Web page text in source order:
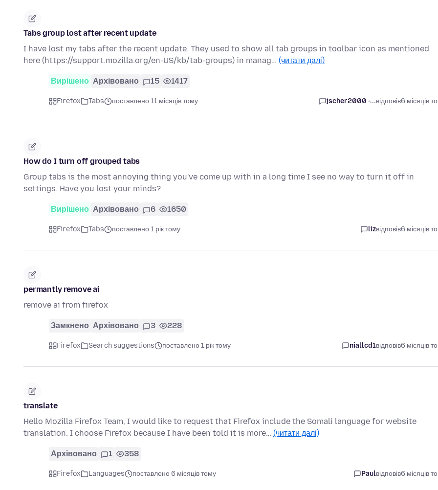
Tabs group lost after recent update
I have lost my tabs after the recent update. They used to show all tab groups in toolbar icon as mentioned
here (https://support.mozilla.org/en-US/kb/tab-groups) in manag… (читати далі)
Вирішено Архівовано 15 1417
Firefox Tabs поставлено 11 місяців тому jscher2000 -...відповів6 місяців
How do I turn off grouped tabs
Group tabs is the most annoying thing you've come up with in a long time I see no way to turn it off in
settings. Have you lost your minds?
Вирішено Архівовано 6 1650
Firefox Tabs поставлено 1 рік тому lizвідповів6 місяців
permantly remove ai
remove ai from firefox
Замкнено Архівовано 3 228
Firefox Search suggestions поставлено 1 рік тому niallcd1відповів6 місяців
translate
Hello Mozilla Firefox Team, I would like to request that Firefox include the Somali language for website
translation. I choose Firefox because I have been told it is more… (читати далі)
Архівовано 1 358
Firefox Languages поставлено 6 місяців тому Paulвідповів6 місяців